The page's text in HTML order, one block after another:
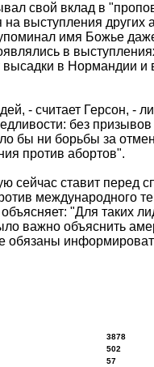
свой вклад в
выступления других
имя Божье
в
высадки в Нормандии
- считает Герсон, -
без
бы ни борьбы за
против абортов".
сейчас ставит перед
международного
"Для таких
важно объяснить
обязаны
3878
502
57